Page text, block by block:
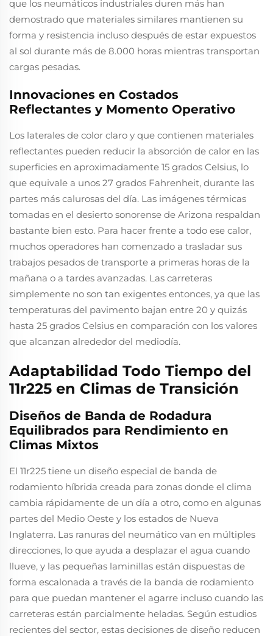
que los neumáticos industriales duren más han
demostrado que materiales similares mantienen su
forma y resistencia incluso después de estar expuestos
al sol durante más de 8.000 horas mientras transportan
cargas pesadas.
Innovaciones en Costados
Reflectantes y Momento Operativo
Los laterales de color claro y que contienen materiales
reflectantes pueden reducir la absorción de calor en las
superficies en aproximadamente 15 grados Celsius, lo
que equivale a unos 27 grados Fahrenheit, durante las
partes más calurosas del día. Las imágenes térmicas
tomadas en el desierto sonorense de Arizona respaldan
bastante bien esto. Para hacer frente a todo ese calor,
muchos operadores han comenzado a trasladar sus
trabajos pesados de transporte a primeras horas de la
mañana o a tardes avanzadas. Las carreteras
simplemente no son tan exigentes entonces, ya que las
temperaturas del pavimento bajan entre 20 y quizás
hasta 25 grados Celsius en comparación con los valores
que alcanzan alrededor del mediodía.
Adaptabilidad Todo Tiempo del
11r225 en Climas de Transición
Diseños de Banda de Rodadura
Equilibrados para Rendimiento en
Climas Mixtos
El 11r225 tiene un diseño especial de banda de
rodamiento híbrida creada para zonas donde el clima
cambia rápidamente de un día a otro, como en algunas
partes del Medio Oeste y los estados de Nueva
Inglaterra. Las ranuras del neumático van en múltiples
direcciones, lo que ayuda a desplazar el agua cuando
llueve, y las pequeñas laminillas están dispuestas de
forma escalonada a través de la banda de rodamiento
para que puedan mantener el agarre incluso cuando las
carreteras están parcialmente heladas. Según estudios
recientes del sector, estas decisiones de diseño reducen